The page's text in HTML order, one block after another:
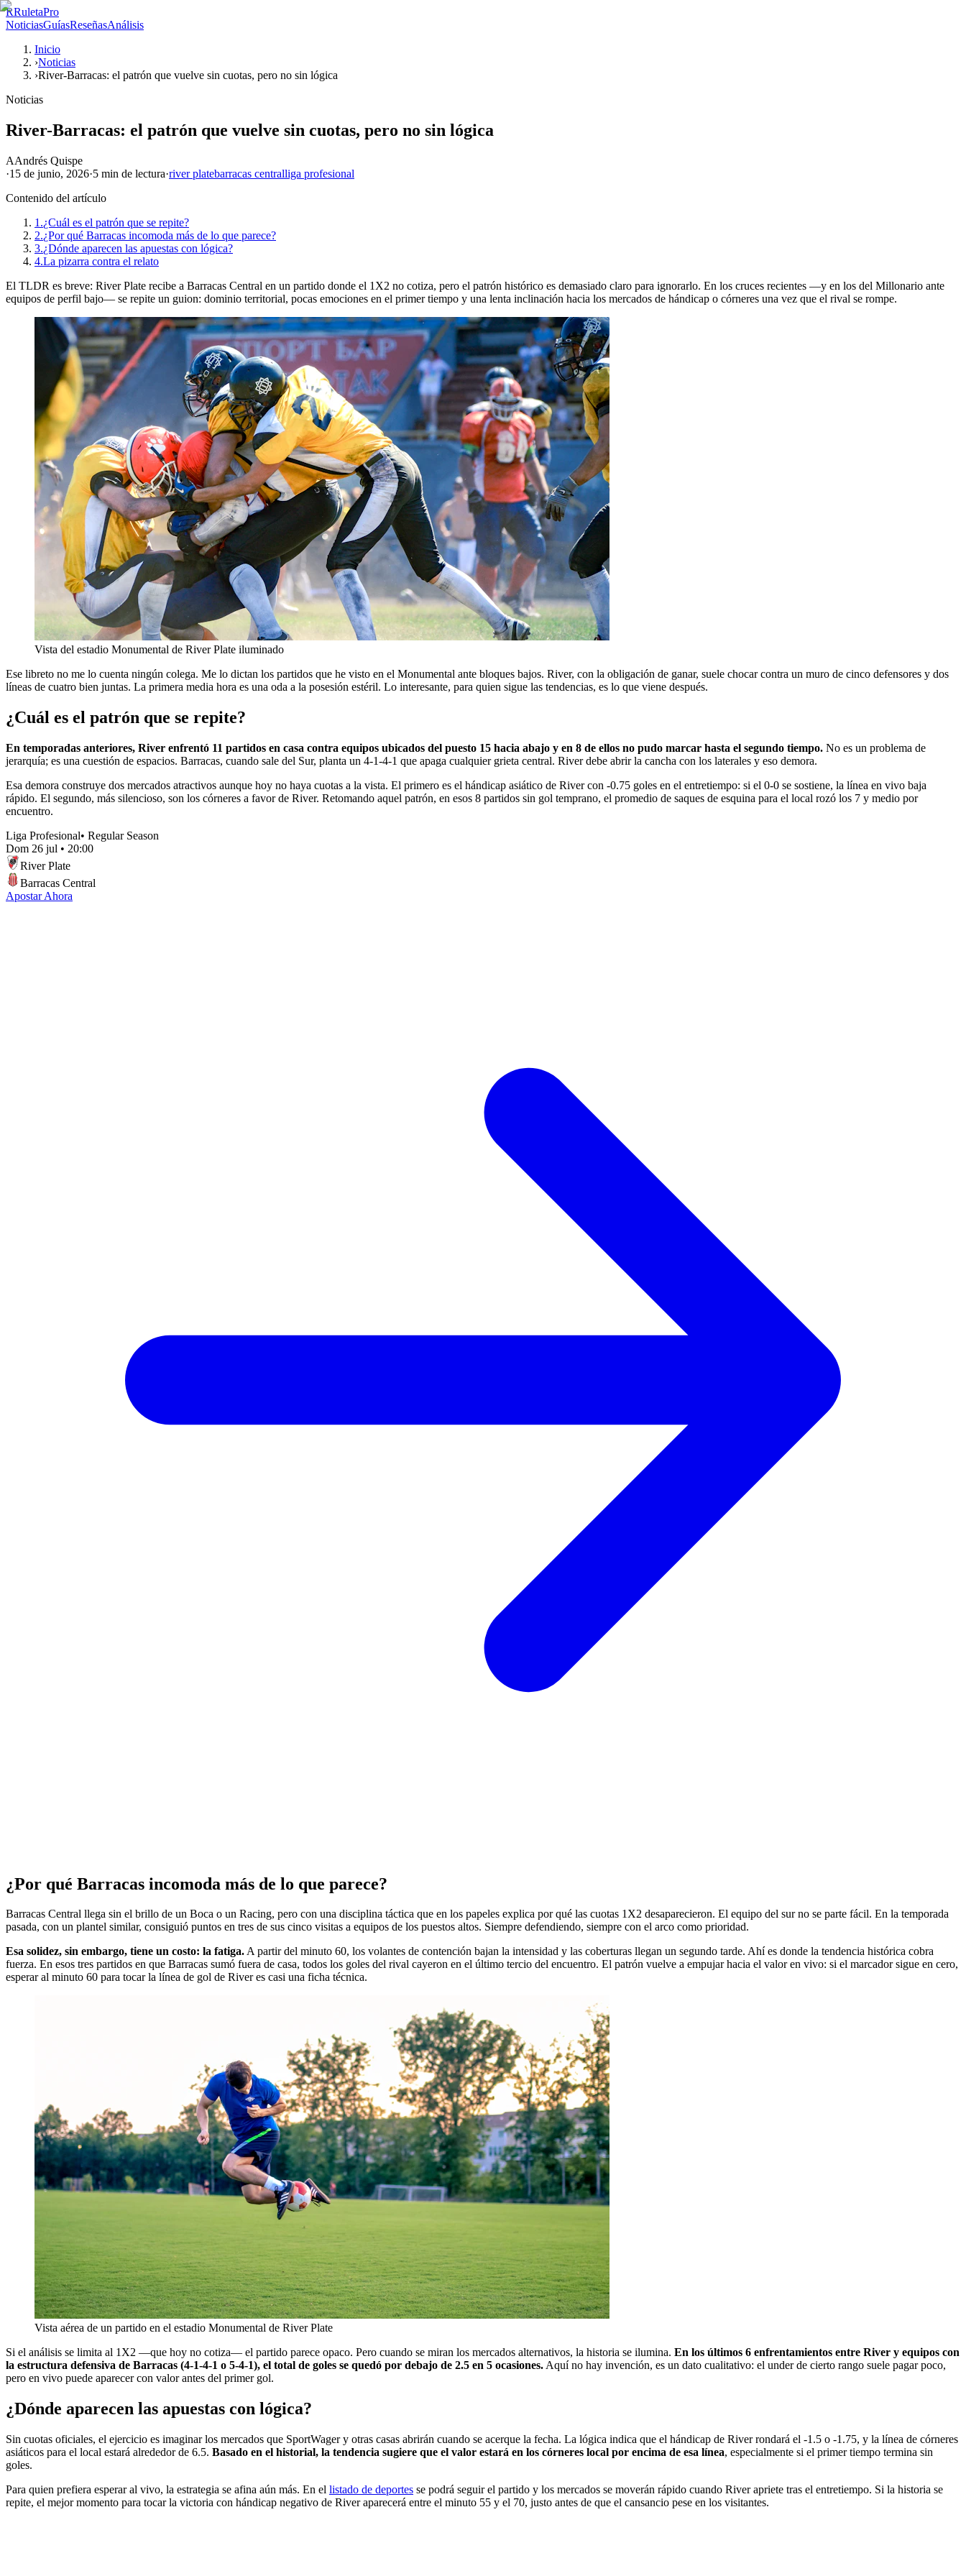
RRuletaPro
NoticiasGuíasReseñasAnálisis
Inicio
›Noticias
›River-Barracas: el patrón que vuelve sin cuotas, pero no sin lógica
Noticias
River-Barracas: el patrón que vuelve sin cuotas, pero no sin lógica
AAndrés Quispe
·15 de junio, 2026·5 min de lectura·river platebarracas centralliga profesional
Contenido del artículo
1.¿Cuál es el patrón que se repite?
2.¿Por qué Barracas incomoda más de lo que parece?
3.¿Dónde aparecen las apuestas con lógica?
4.La pizarra contra el relato
El TLDR es breve: River Plate recibe a Barracas Central en un partido donde el 1X2 no cotiza, pero el patrón histórico es demasiado claro para ignorarlo. En los cruces recientes —y en los del Millonario ante
equipos de perfil bajo— se repite un guion: dominio territorial, pocas emociones en el primer tiempo y una lenta inclinación hacia los mercados de hándicap o córneres una vez que el rival se rompe.
Vista del estadio Monumental de River Plate iluminado
Ese libreto no me lo cuenta ningún colega. Me lo dictan los partidos que he visto en el Monumental ante bloques bajos. River, con la obligación de ganar, suele chocar contra un muro de cinco defensores y dos
líneas de cuatro bien juntas. La primera media hora es una oda a la posesión estéril. Lo interesante, para quien sigue las tendencias, es lo que viene después.
¿Cuál es el patrón que se repite?
En temporadas anteriores, River enfrentó 11 partidos en casa contra equipos ubicados del puesto 15 hacia abajo y en 8 de ellos no pudo marcar hasta el segundo tiempo. No es un problema de
jerarquía; es una cuestión de espacios. Barracas, cuando sale del Sur, planta un 4-1-4-1 que apaga cualquier grieta central. River debe abrir la cancha con los laterales y eso demora.
Esa demora construye dos mercados atractivos aunque hoy no haya cuotas a la vista. El primero es el hándicap asiático de River con -0.75 goles en el entretiempo: si el 0-0 se sostiene, la línea en vivo baja
rápido. El segundo, más silencioso, son los córneres a favor de River. Retomando aquel patrón, en esos 8 partidos sin gol temprano, el promedio de saques de esquina para el local rozó los 7 y medio por
encuentro.
Liga Profesional• Regular Season
Dom 26 jul • 20:00
River Plate
Barracas Central
Apostar Ahora
¿Por qué Barracas incomoda más de lo que parece?
Barracas Central llega sin el brillo de un Boca o un Racing, pero con una disciplina táctica que en los papeles explica por qué las cuotas 1X2 desaparecieron. El equipo del sur no se parte fácil. En la temporada
pasada, con un plantel similar, consiguió puntos en tres de sus cinco visitas a equipos de los puestos altos. Siempre defendiendo, siempre con el arco como prioridad.
Esa solidez, sin embargo, tiene un costo: la fatiga.A partir del minuto 60, los volantes de contención bajan la intensidad y las coberturas llegan un segundo tarde. Ahí es donde la tendencia histórica cobra
fuerza. En esos tres partidos en que Barracas sumó fuera de casa, todos los goles del rival cayeron en el último tercio del encuentro. El patrón vuelve a empujar hacia el valor en vivo: si el marcador sigue en cero,
esperar al minuto 60 para tocar la línea de gol de River es casi una ficha técnica.
Vista aérea de un partido en el estadio Monumental de River Plate
Si el análisis se limita al 1X2 —que hoy no cotiza— el partido parece opaco. Pero cuando se miran los mercados alternativos, la historia se ilumina. En los últimos 6 enfrentamientos entre River y equipos con
la estructura defensiva de Barracas (4-1-4-1 o 5-4-1), el total de goles se quedó por debajo de 2.5 en 5 ocasiones.Aquí no hay invención, es un dato cualitativo: el under de cierto rango suele pagar poco,
pero en vivo puede aparecer con valor antes del primer gol.
¿Dónde aparecen las apuestas con lógica?
Sin cuotas oficiales, el ejercicio es imaginar los mercados que SportWager y otras casas abrirán cuando se acerque la fecha. La lógica indica que el hándicap de River rondará el -1.5 o -1.75, y la línea de córneres
asiáticos para el local estará alrededor de 6.5. Basado en el historial, la tendencia sugiere que el valor estará en los córneres local por encima de esa línea, especialmente si el primer tiempo termina sin
goles.
Para quien prefiera esperar al vivo, la estrategia se afina aún más. En el listado de deportes se podrá seguir el partido y los mercados se moverán rápido cuando River apriete tras el entretiempo. Si la historia se
repite, el mejor momento para tocar la victoria con hándicap negativo de River aparecerá entre el minuto 55 y el 70, justo antes de que el cansancio pese en los visitantes.